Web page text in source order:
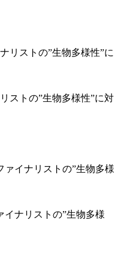
ストの”生物多様性”に対
イナリストの”生物多様